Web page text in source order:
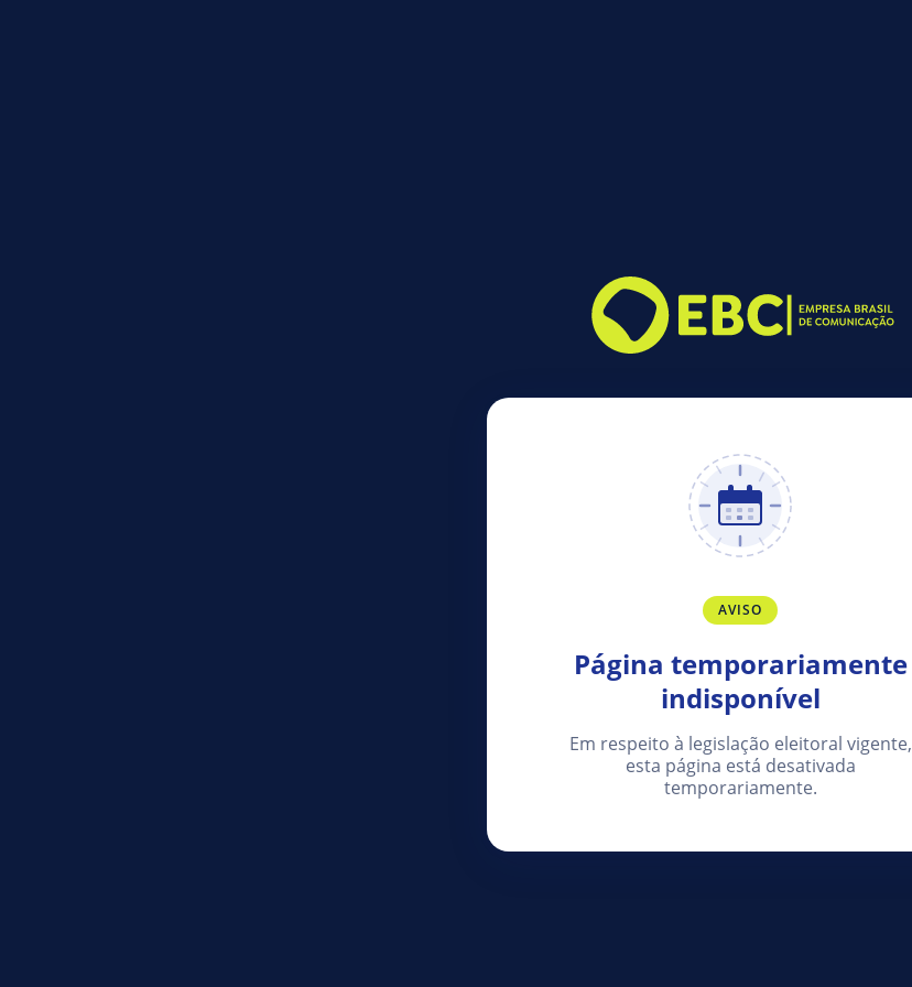
AVISO
Página temporariamente
indisponível
Em respeito à legislação eleitoral vigente,
esta página está desativada
temporariamente.